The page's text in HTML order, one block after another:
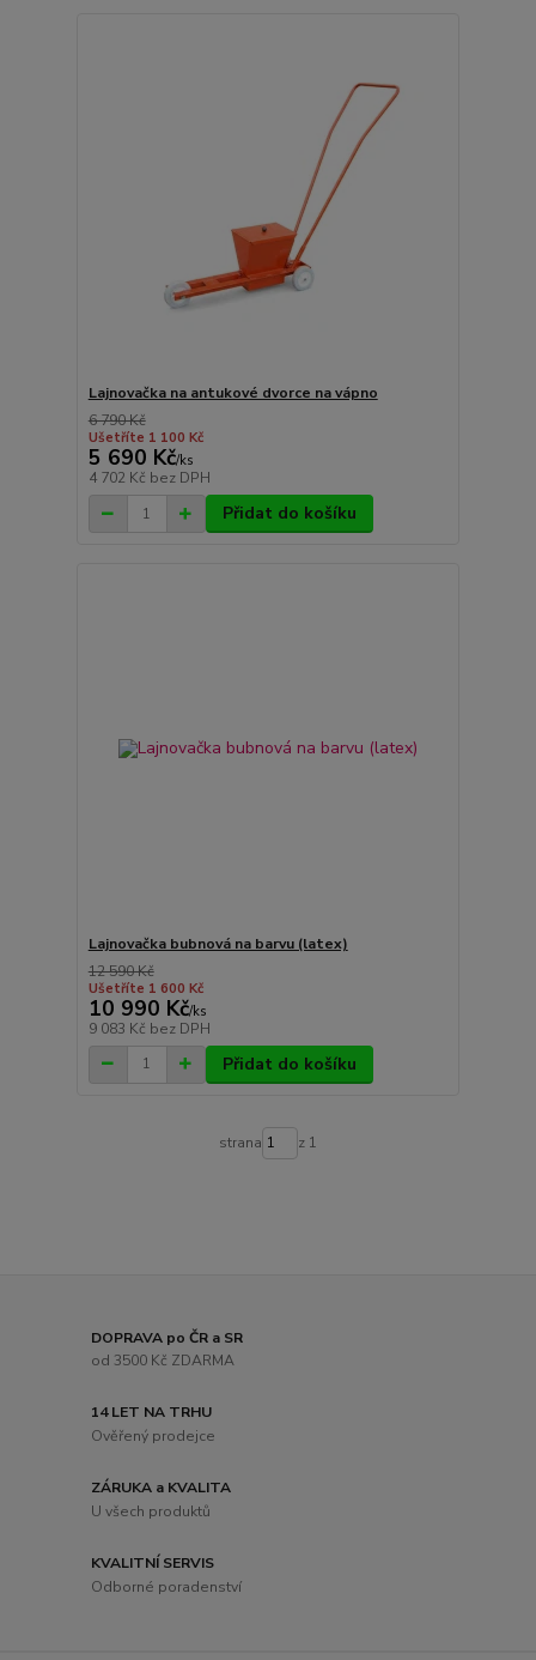
Lajnovačka na antukové dvorce na vápno
6 790 Kč
Ušetříte 1 100 Kč
5 690 Kč/ks
4 702 Kč bez DPH
Přidat do košíku
Lajnovačka bubnová na barvu (latex)
12 590 Kč
Ušetříte 1 600 Kč
10 990 Kč/ks
9 083 Kč bez DPH
Přidat do košíku
strana z 1
DOPRAVA po ČR a SR
od 3500 Kč ZDARMA
14 LET NA TRHU
Ověřený prodejce
ZÁRUKA a KVALITA
U všech produktů
KVALITNÍ SERVIS
Odborné poradenství